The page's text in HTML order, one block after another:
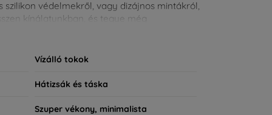
védelmekről, vagy dizájnos mintákról,
kínálatunkban, és tegye még
Vízálló tokok
Hátizsák és táska
Szuper vékony, minimalista